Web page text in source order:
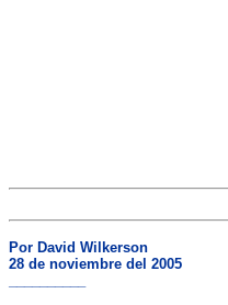
Por David Wilkerson
28 de noviembre del 2005